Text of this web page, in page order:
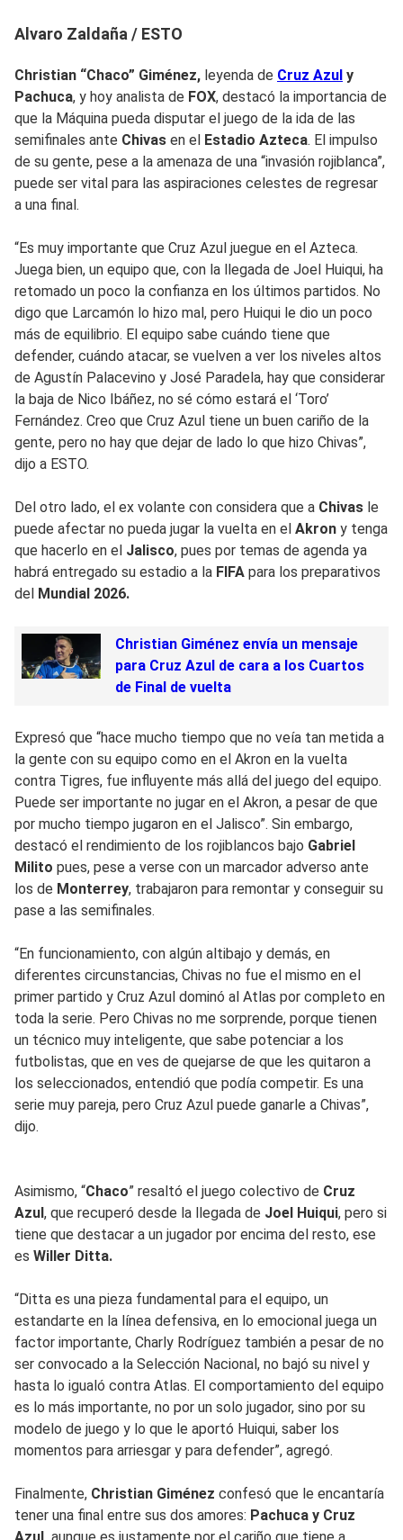
Alvaro Zaldaña / ESTO
Christian “Chaco” Giménez, leyenda de Cruz Azul y
Pachuca, y hoy analista de FOX, destacó la importancia de
que la Máquina pueda disputar el juego de la ida de las
semifinales ante Chivas en el Estadio Azteca. El impulso
de su gente, pese a la amenaza de una “invasión rojiblanca”,
puede ser vital para las aspiraciones celestes de regresar
a una final.
“Es muy importante que Cruz Azul juegue en el Azteca.
Juega bien, un equipo que, con la llegada de Joel Huiqui, ha
retomado un poco la confianza en los últimos partidos. No
digo que Larcamón lo hizo mal, pero Huiqui le dio un poco
más de equilibrio. El equipo sabe cuándo tiene que
defender, cuándo atacar, se vuelven a ver los niveles altos
de Agustín Palacevino y José Paradela, hay que considerar
la baja de Nico Ibáñez, no sé cómo estará el ‘Toro’
Fernández. Creo que Cruz Azul tiene un buen cariño de la
gente, pero no hay que dejar de lado lo que hizo Chivas”,
dijo a ESTO.
Del otro lado, el ex volante con considera que a Chivas le
puede afectar no pueda jugar la vuelta en el Akron y tenga
que hacerlo en el Jalisco, pues por temas de agenda ya
habrá entregado su estadio a la FIFA para los preparativos
del Mundial 2026.
Christian Giménez envía un mensaje
para Cruz Azul de cara a los Cuartos
de Final de vuelta
Expresó que “hace mucho tiempo que no veía tan metida a
la gente con su equipo como en el Akron en la vuelta
contra Tigres, fue influyente más allá del juego del equipo.
Puede ser importante no jugar en el Akron, a pesar de que
por mucho tiempo jugaron en el Jalisco”. Sin embargo,
destacó el rendimiento de los rojiblancos bajo Gabriel
Milito pues, pese a verse con un marcador adverso ante
los de Monterrey, trabajaron para remontar y conseguir su
pase a las semifinales.
“En funcionamiento, con algún altibajo y demás, en
diferentes circunstancias, Chivas no fue el mismo en el
primer partido y Cruz Azul dominó al Atlas por completo en
toda la serie. Pero Chivas no me sorprende, porque tienen
un técnico muy inteligente, que sabe potenciar a los
futbolistas, que en ves de quejarse de que les quitaron a
los seleccionados, entendió que podía competir. Es una
serie muy pareja, pero Cruz Azul puede ganarle a Chivas”,
dijo.
Asimismo, “Chaco” resaltó el juego colectivo de Cruz
Azul, que recuperó desde la llegada de Joel Huiqui, pero si
tiene que destacar a un jugador por encima del resto, ese
es Willer Ditta.
“Ditta es una pieza fundamental para el equipo, un
estandarte en la línea defensiva, en lo emocional juega un
factor importante, Charly Rodríguez también a pesar de no
ser convocado a la Selección Nacional, no bajó su nivel y
hasta lo igualó contra Atlas. El comportamiento del equipo
es lo más importante, no por un solo jugador, sino por su
modelo de juego y lo que le aportó Huiqui, saber los
momentos para arriesgar y para defender”, agregó.
Finalmente, Christian Giménez confesó que le encantaría
tener una final entre sus dos amores: Pachuca y Cruz